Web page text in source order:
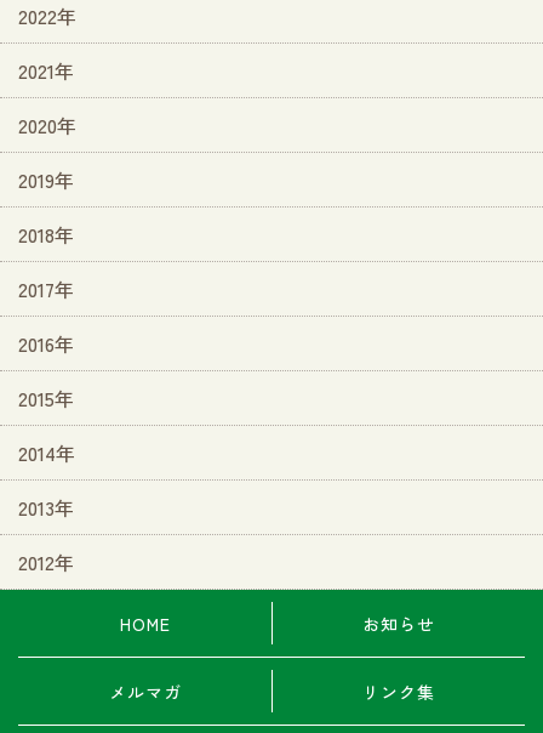
2022年
2021年
2020年
2019年
2018年
2017年
2016年
2015年
2014年
2013年
2012年
HOME お知らせ
メルマガ リンク集